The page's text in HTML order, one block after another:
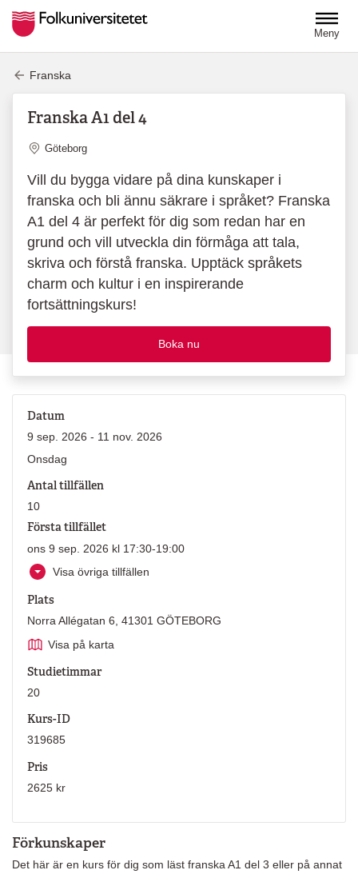
Meny
Franska
Franska A1 del 4
Plats
Göteborg
Vill du bygga vidare på dina kunskaper i
franska och bli ännu säkrare i språket? Franska
A1 del 4 är perfekt för dig som redan har en
grund och vill utveckla din förmåga att tala,
skriva och förstå franska. Upptäck språkets
charm och kultur i en inspirerande
fortsättningskurs!
Boka nu
Förkunskaper
Det här är en kurs för dig som läst franska A1 del 3 eller på annat
Datum
9 sep. 2026 - 11 nov. 2026
Onsdag
Antal tillfällen
10
Första tillfället
ons 9 sep. 2026 kl 17:30-19:00
Visa övriga tillfällen
Plats
Norra Allégatan 6, 41301 GÖTEBORG
Visa på karta
Studietimmar
20
Kurs-ID
319685
Pris
2625 kr